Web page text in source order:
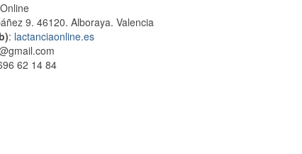
9. 46120. Alboraya. Valencia
: lactanciaonline.es
62 14 84